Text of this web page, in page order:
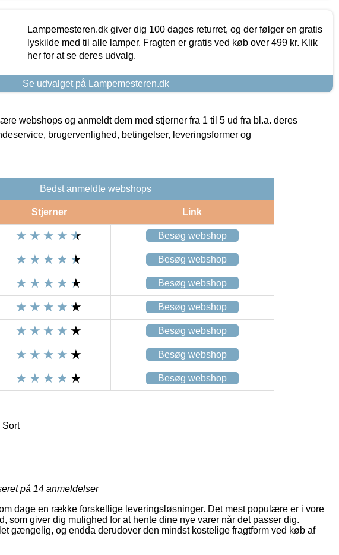
Lampemesteren.dk giver dig 100 dages returret, og der følger en gratis
lyskilde med til alle lamper. Fragten er gratis ved køb over 499 kr. Klik
her for at se deres udvalg.
Se udvalget på Lampemesteren.dk
webshops og anmeldt dem med stjerner fra 1 til 5 ud fra bl.a. deres
brugervenlighed, betingelser, leveringsformer og
Bedst anmeldte webshops
Stjerner Link
Besøg webshop
Besøg webshop
Besøg webshop
Besøg webshop
Besøg webshop
Besøg webshop
Besøg webshop
Sort
på 14 anmeldelser
dage en række forskellige leveringsløsninger. Det mest populære er i vore
som giver dig mulighed for at hente dine nye varer når det passer dig.
gængelig, og endda derudover den mindst kostelige fragtform ved køb af